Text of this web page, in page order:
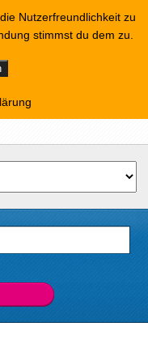
Nutzerfreundlichkeit zu
stimmst du dem zu.